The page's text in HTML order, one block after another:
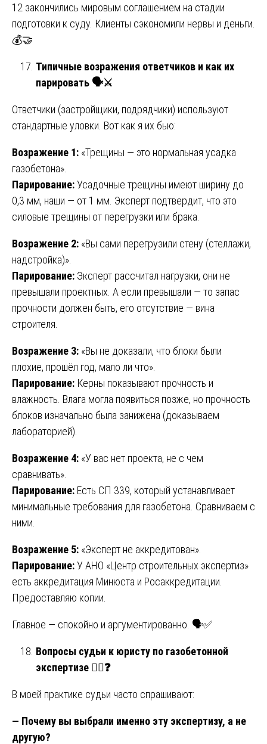
12 закончились мировым соглашением на стадии
подготовки к суду. Клиенты сэкономили нервы и деньги.
💰🤝
Типичные возражения ответчиков и как их
парировать 🗣⚔️
Ответчики (застройщики, подрядчики) используют
стандартные уловки. Вот как я их бью:
Возражение 1: «Трещины — это нормальная усадка
газобетона».
Парирование:Усадочные трещины имеют ширину до
0,3 мм, наши — от 1 мм. Эксперт подтвердит, что это
силовые трещины от перегрузки или брака.
Возражение 2: «Вы сами перегрузили стену (стеллажи,
надстройка)».
Парирование: Эксперт рассчитал нагрузки, они не
превышали проектных. А если превышали — то запас
прочности должен быть, его отсутствие — вина
строителя.
Возражение 3: «Вы не доказали, что блоки были
плохие, прошёл год, мало ли что».
Парирование: Керны показывают прочность и
влажность. Влага могла появиться позже, но прочность
блоков изначально была занижена (доказываем
лабораторией).
Возражение 4: «У вас нет проекта, не с чем
сравнивать».
Парирование: Есть СП 339, который устанавливает
минимальные требования для газобетона. Сравниваем с
ними.
Возражение 5: «Эксперт не аккредитован».
Парирование:У АНО «Центр строительных экспертиз»
есть аккредитация Минюста и Росаккредитации.
Предоставляю копии.
Главное — спокойно и аргументированно. 🗣️✅
Вопросы судьи к юристу по газобетонной
экспертизе 👨⚖️❓
В моей практике судьи часто спрашивают:
— Почему вы выбрали именно эту экспертизу, а не
другую?